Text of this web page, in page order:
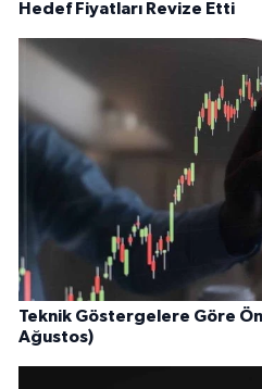
Hedef Fiyatları Revize Etti
Teknik Göstergelere Göre
Ağustos)